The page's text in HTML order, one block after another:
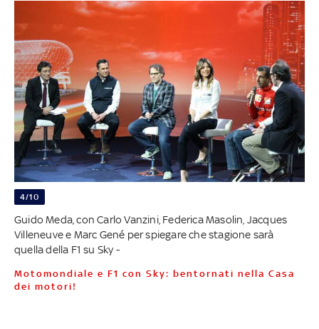
4/10
Guido Meda, con Carlo Vanzini, Federica Masolin, Jacques
Villeneuve e Marc Gené per spiegare che stagione sarà
quella della F1 su Sky -
Motomondiale e F1 con Sky: bentornati nella Casa
dei motori!